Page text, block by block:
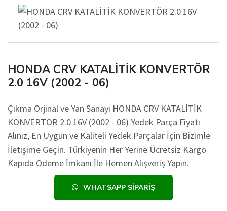
HONDA CRV KATALİTİK KONVERTÖR
2.0 16V (2002 - 06)
Çıkma Orjinal ve Yan Sanayi HONDA CRV KATALİTİK
KONVERTÖR 2.0 16V (2002 - 06) Yedek Parça Fiyatı
Alınız, En Uygun ve Kaliteli Yedek Parçalar İçin Bizimle
İletişime Geçin. Türkiyenin Her Yerine Ücretsiz Kargo
Kapıda Ödeme İmkanı İle Hemen Alışveriş Yapın.
WHATSAPP SIPARIŞ